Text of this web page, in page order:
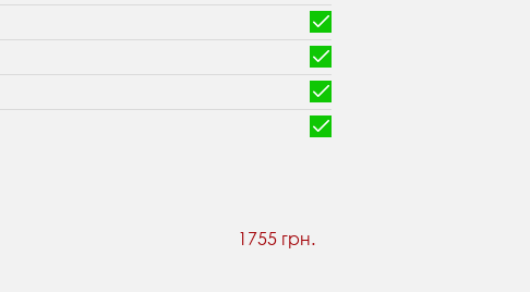
1755 грн.